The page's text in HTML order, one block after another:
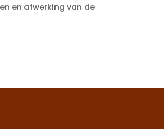
en afwerking van de